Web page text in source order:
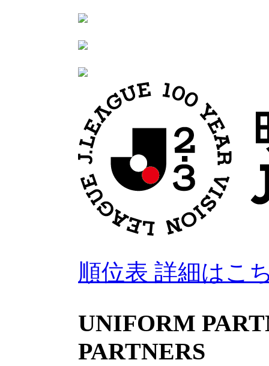
順位表 詳細はこ
UNIFORM
PARTNERS